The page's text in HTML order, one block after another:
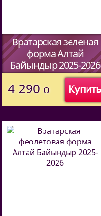
Вратарская зеленая
форма Алтай
Байындыр 2025-2026
Купить
4 290 o